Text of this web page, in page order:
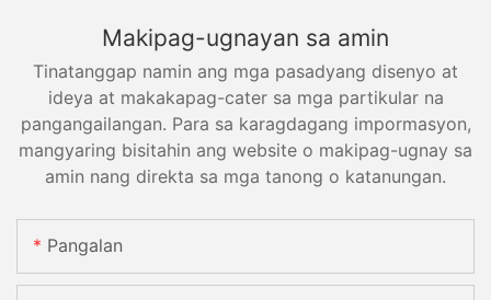
Makipag-ugnayan sa amin
Tinatanggap namin ang mga pasadyang disenyo at
ideya at makakapag-cater sa mga partikular na
pangangailangan. Para sa karagdagang impormasyon,
mangyaring bisitahin ang website o makipag-ugnay sa
amin nang direkta sa mga tanong o katanungan.
Pangalan